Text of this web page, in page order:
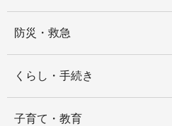
防災・救急
くらし・手続き
子育て・教育